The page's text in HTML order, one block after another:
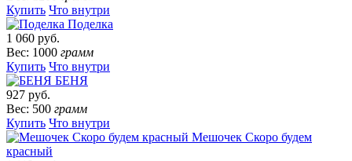
Купить Что внутри
Поделка
1 060 руб.
Вес: 1000 грамм
Купить Что внутри
БЕНЯ
927 руб.
Вес: 500 грамм
Купить Что внутри
Мешочек Скоро будем
красный